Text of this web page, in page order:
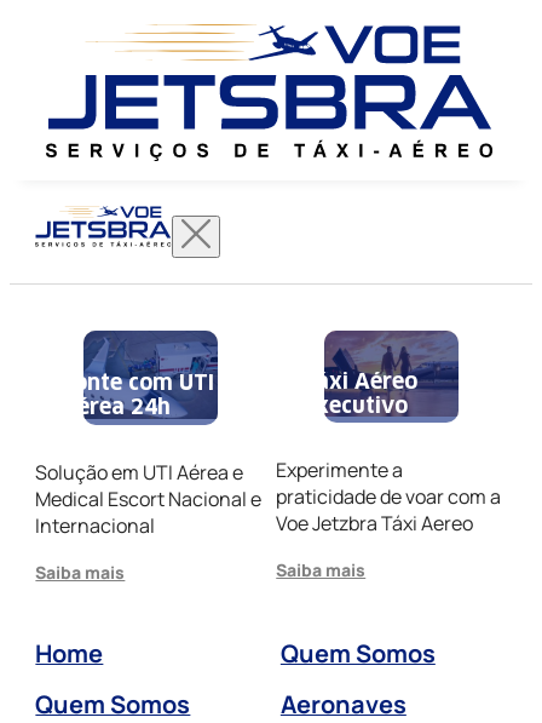
Conte com UTI
Aérea 24h
Solução em UTI Aérea e
Medical Escort Nacional e
Internacional
Saiba mais
Táxi Aéreo
Executivo
Experimente a
praticidade de voar com a
Voe Jetzbra Táxi Aereo
Saiba mais
Home
Quem Somos
Quem Somos
Aeronaves